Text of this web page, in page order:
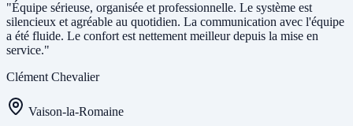
"Équipe sérieuse, organisée et professionnelle. Le système est
silencieux et agréable au quotidien. La communication avec l'équipe
a été fluide. Le confort est nettement meilleur depuis la mise en
service."
Clément Chevalier
Vaison-la-Romaine